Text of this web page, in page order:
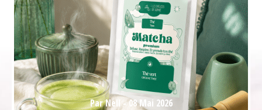
Par Nell -08 Mai 2026